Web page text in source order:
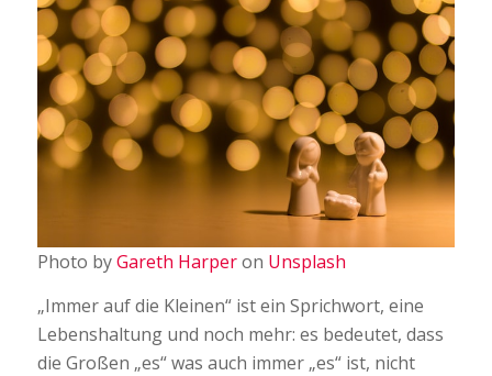
Photo byGareth Harperon Unsplash
„Immer auf die Kleinen“ ist ein Sprichwort, eine
Lebenshaltung und noch mehr: es bedeutet, dass
die Großen „es“ was auch immer „es“ ist, nicht